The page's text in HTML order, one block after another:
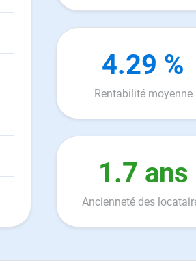
4.29 %
Rentabilité moyenne
1.7 ans
Ancienneté des